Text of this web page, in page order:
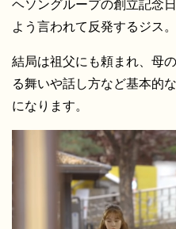
ヘソングループの創立記念
よう言われて反発するジス。
結局は祖父にも頼まれ、母
る舞いや話し方など基本的
になります。